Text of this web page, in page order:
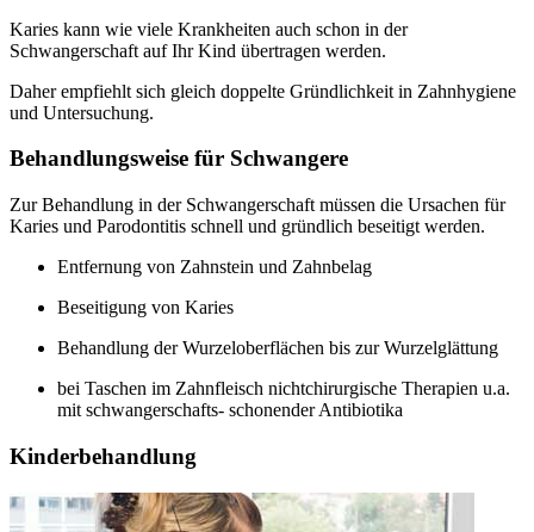
Karies kann wie viele Krankheiten auch schon in der
Schwangerschaft auf Ihr Kind übertragen werden.
Daher empfiehlt sich gleich doppelte Gründlichkeit in Zahnhygiene
und Untersuchung.
Behandlungsweise für Schwangere
Zur Behandlung in der Schwangerschaft müssen die Ursachen für
Karies und Parodontitis schnell und gründlich beseitigt werden.
Entfernung von Zahnstein und Zahnbelag
Beseitigung von Karies
Behandlung der Wurzeloberflächen bis zur Wurzelglättung
bei Taschen im Zahnfleisch nichtchirurgische Therapien u.a.
mit schwangerschafts- schonender Antibiotika
Kinderbehandlung